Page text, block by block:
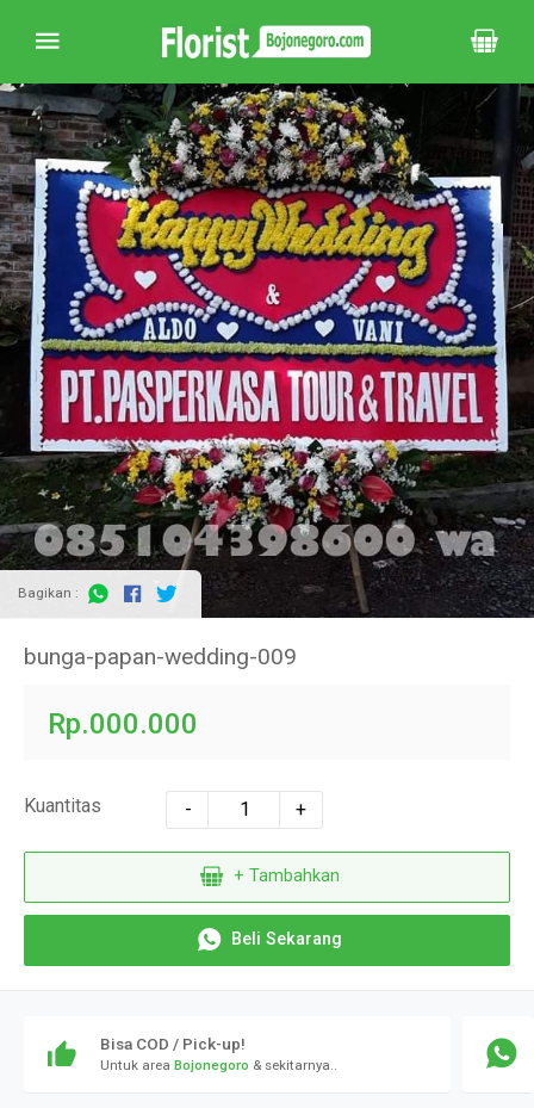
Bagikan :
bunga-papan-wedding-009
Rp.000.000
Kuantitas - +
+ Tambahkan
Beli Sekarang
Bisa COD / Pick-up!
Untuk area Bojonegoro & sekitarnya..